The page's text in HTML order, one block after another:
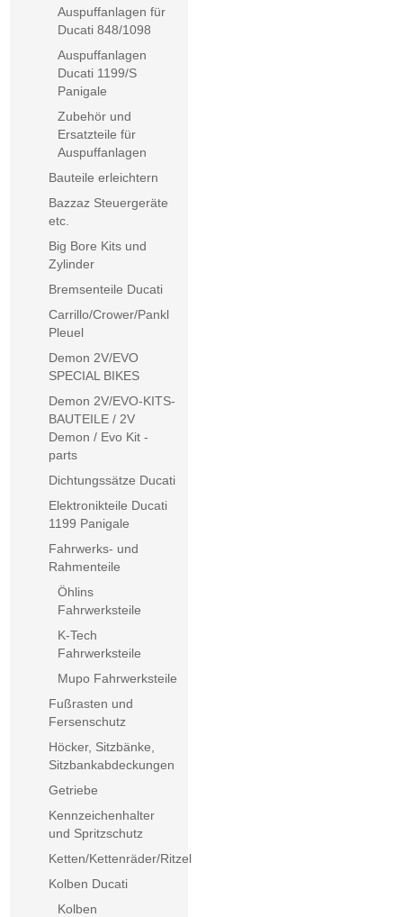
Auspuffanlagen für
Ducati 848/1098
Auspuffanlagen
Ducati 1199/S
Panigale
Zubehör und
Ersatzteile für
Auspuffanlagen
Bauteile erleichtern
Bazzaz Steuergeräte
etc.
Big Bore Kits und
Zylinder
Bremsenteile Ducati
Carrillo/Crower/Pankl
Pleuel
Demon 2V/EVO
SPECIAL BIKES
Demon 2V/EVO-KITS-
BAUTEILE / 2V
Demon / Evo Kit -
parts
Dichtungssätze Ducati
Elektronikteile Ducati
1199 Panigale
Fahrwerks- und
Rahmenteile
Öhlins
Fahrwerksteile
K-Tech
Fahrwerksteile
Mupo Fahrwerksteile
Fußrasten und
Fersenschutz
Höcker, Sitzbänke,
Sitzbankabdeckungen
Getriebe
Kennzeichenhalter
und Spritzschutz
Ketten/Kettenräder/Ritzel
Kolben Ducati
Kolben